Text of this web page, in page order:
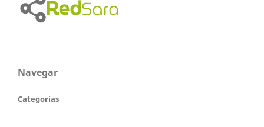
Navegar
Categorías